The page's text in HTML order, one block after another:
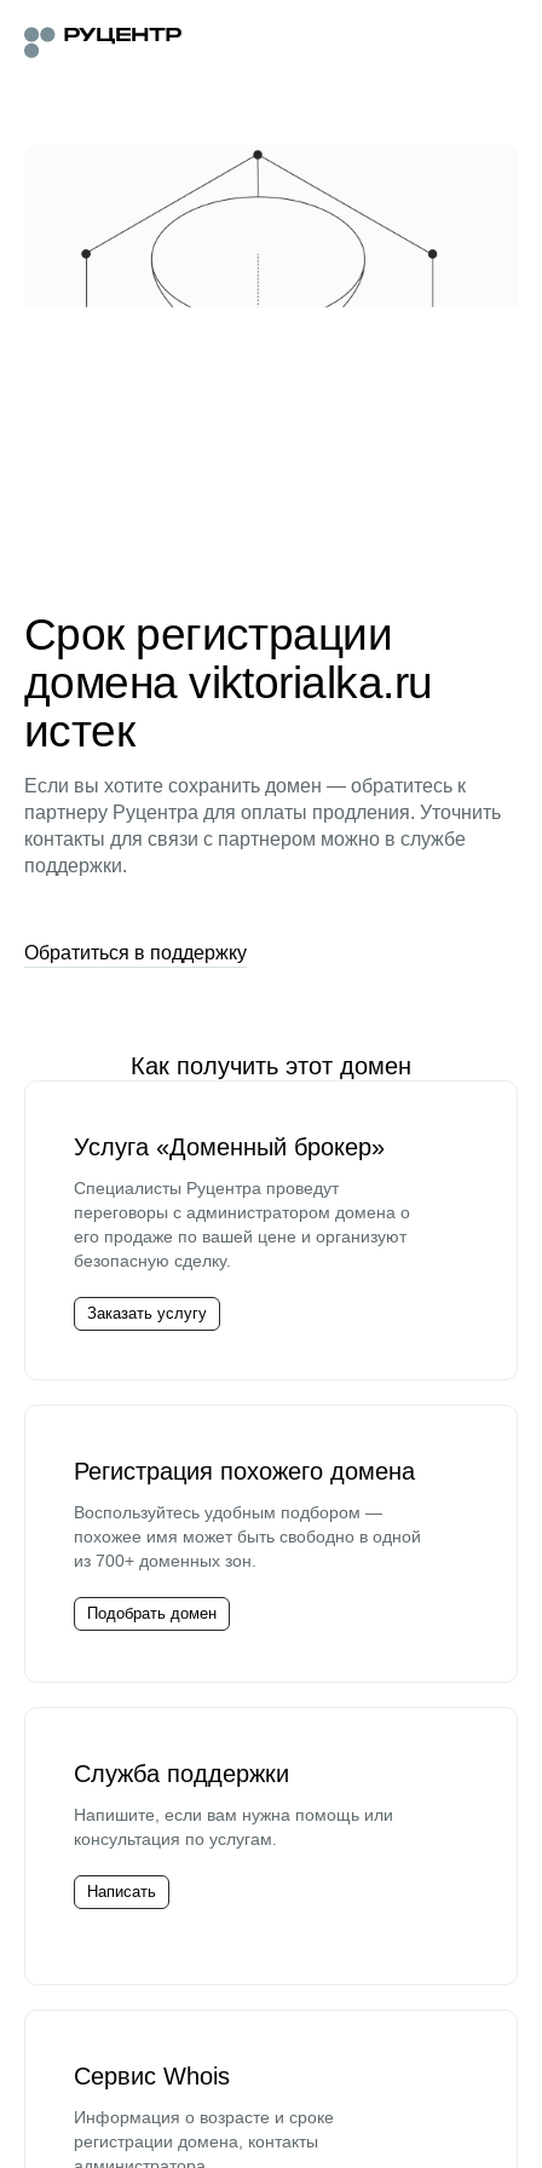
Срок регистрации
домена viktorialka.ru
истек
Если вы хотите сохранить домен — обратитесь к
партнеру Руцентра для оплаты продления. Уточнить
контакты для связи с партнером можно в службе
поддержки.
Обратиться в поддержку
Как получить этот домен
Услуга «Доменный брокер»
Специалисты Руцентра проведут
переговоры с администратором домена о
его продаже по вашей цене и организуют
безопасную сделку.
Заказать услугу
Регистрация похожего домена
Воспользуйтесь удобным подбором —
похожее имя может быть свободно в одной
из 700+ доменных зон.
Подобрать домен
Служба поддержки
Напишите, если вам нужна помощь или
консультация по услугам.
Написать
Сервис Whois
Информация о возрасте и сроке
регистрации домена, контакты